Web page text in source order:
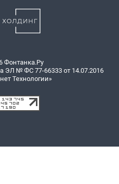
Фонтанка.Ру
ЭЛ № ФС 77-66333 от 14.07.2016
Технологии»